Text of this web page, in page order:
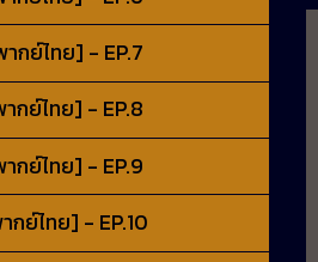
กย์ไทย] - EP.7
กย์ไทย] - EP.8
กย์ไทย] - EP.9
กย์ไทย] - EP.10